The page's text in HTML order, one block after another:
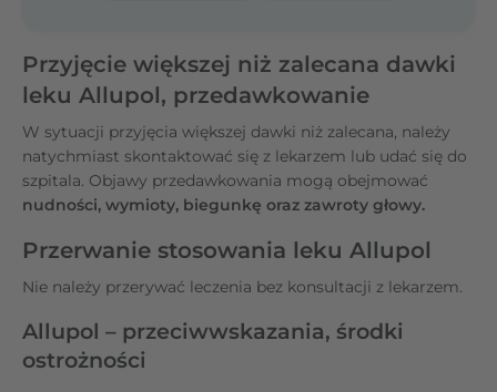
Przyjęcie większej niż zalecana dawki
leku Allupol, przedawkowanie
W sytuacji przyjęcia większej dawki niż zalecana, należy
natychmiast skontaktować się z lekarzem lub udać się do
szpitala. Objawy przedawkowania mogą obejmować
nudności, wymioty, biegunkę oraz zawroty głowy.
Przerwanie stosowania leku Allupol
Nie należy przerywać leczenia bez konsultacji z lekarzem.
Allupol – przeciwwskazania, środki
ostrożności